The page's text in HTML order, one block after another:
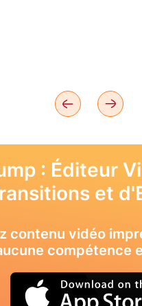
: Éditeur
et
contenu vidéo
compétence